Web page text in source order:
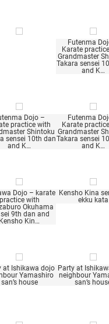
Futenma
Karate
Grandmaster
Takara sensei
and K…
Dojo –
practice with
Shintoku
sensei 10th dan
and K…
Futenma
Karate
Grandmaster
Takara sensei
and K…
Dojo – karate
with
Okuhama
9th dan and
Kin…
Kensho Kina
ekku kata
at Ishikawa dojo
Yamashiro
san’s house
Party at
neighbour
san’s